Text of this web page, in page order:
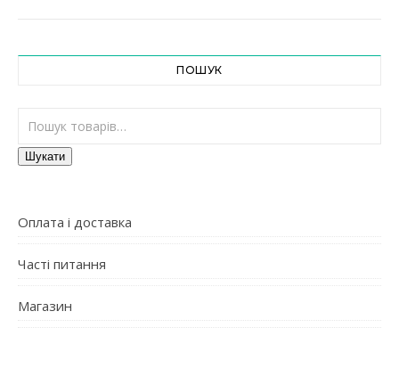
ПОШУК
Шукати:
Шукати
Оплата і доставка
Часті питання
Магазин